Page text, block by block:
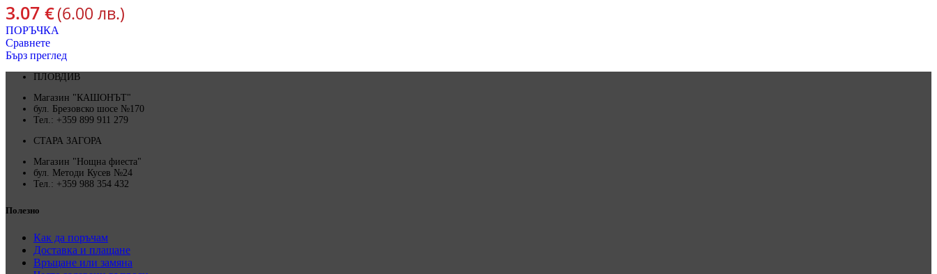
3.07 €(6.00 лв.)
ПОРЪЧКА
Сравнете
Бърз преглед
ПЛОВДИВ
Магазин "КАШОНЪТ"
бул. Брезовско шосе №170
Тел.: +359 899 911 279
СТАРА ЗАГОРА
Магазин "Нощна фиеста"
бул. Методи Кусев №24
Тел.: +359 988 354 432
Полезно
Как да поръчам
Доставка и плащане
Връщане или замяна